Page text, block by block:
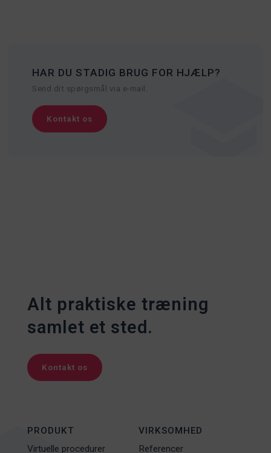
HAR DU STADIG BRUG FOR HJÆLP?
Send dit spørgsmål via e-mail.
Kontakt os
Alt praktiske træning
samlet et sted.
Kontakt os
PRODUKT
Virtuelle procedurer
VIRKSOMHED
Referencer